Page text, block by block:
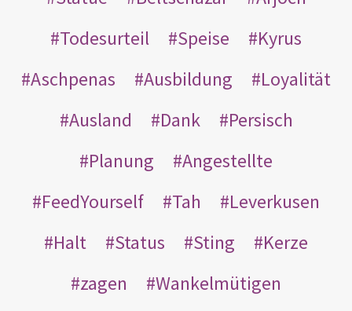
Todesurteil
Speise
Kyrus
Aschpenas
Ausbildung
Loyalität
Ausland
Dank
Persisch
Planung
Angestellte
FeedYourself
Tah
Leverkusen
Halt
Status Sting
Kerze
zagen
Wankelmütigen